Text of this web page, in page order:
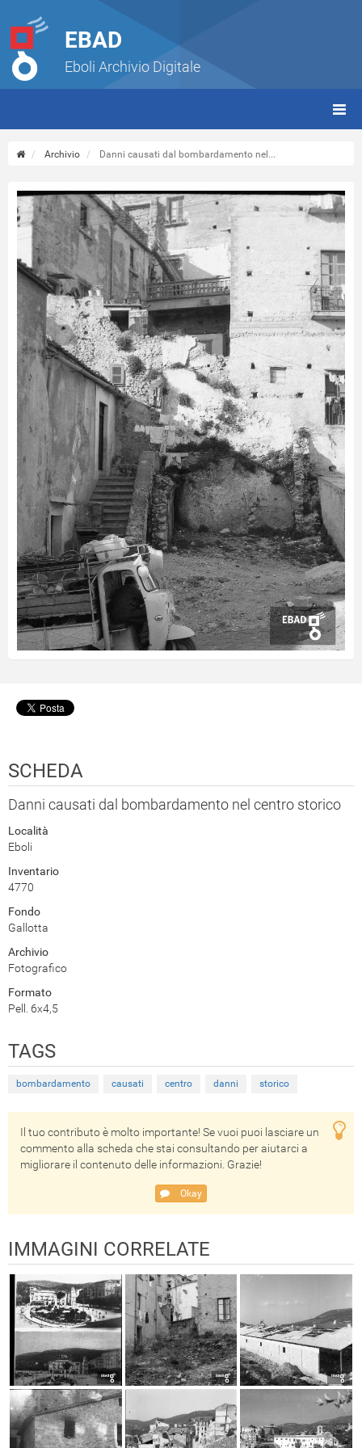
EBAD
Eboli Archivio Digitale
Archivio Danni causati dal bombardamento nel...
SCHEDA
Danni causati dal bombardamento nel centro storico
Località
Eboli
Inventario
4770
Fondo
Gallotta
Archivio
Fotografico
Formato
Pell. 6x4,5
TAGS
bombardamento causati centro danni storico
Il tuo contributo è molto importante! Se vuoi puoi lasciare un
commento alla scheda che stai consultando per aiutarci a
migliorare il contenuto delle informazioni. Grazie!
Okay
IMMAGINI CORRELATE